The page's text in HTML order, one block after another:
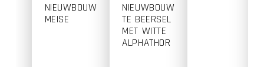
NIEUWBOUW
MEISE
NIEUWBOUW
TE BEERSEL
MET WITTE
ALPHATHOR